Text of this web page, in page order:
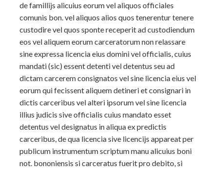
de famillijs alicuius eorum vel aliquos officiales
comunis bon. vel aliquos alios quos tenerentur tenere
custodire vel quos sponte receperit ad custodiendum
eos vel aliquem eorum carceratorum non relassare
sine expressa licencia eius domini vel officialis, cuius
mandati (sic) essent detenti vel detentus seu ad
dictam carcerem consignatos vel sine licencia eius vel
eorum qui fecissent aliquem detineri et consignari in
dictis carceribus vel alteri ipsorum vel sine licencia
illius judicis sive officialis cuius mandato esset
detentus vel designatus in aliqua ex predictis
carceribus, de qua licencia sive licencijs appareat per
publicum instrumentum scriptum manu alicuius boni
not. bononiensis si carceratus fuerit pro debito, si